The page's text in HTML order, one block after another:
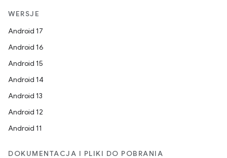
WERSJE
Android 17
Android 16
Android 15
Android 14
Android 13
Android 12
Android 11
DOKUMENTACJA I PLIKI DO POBRANIA